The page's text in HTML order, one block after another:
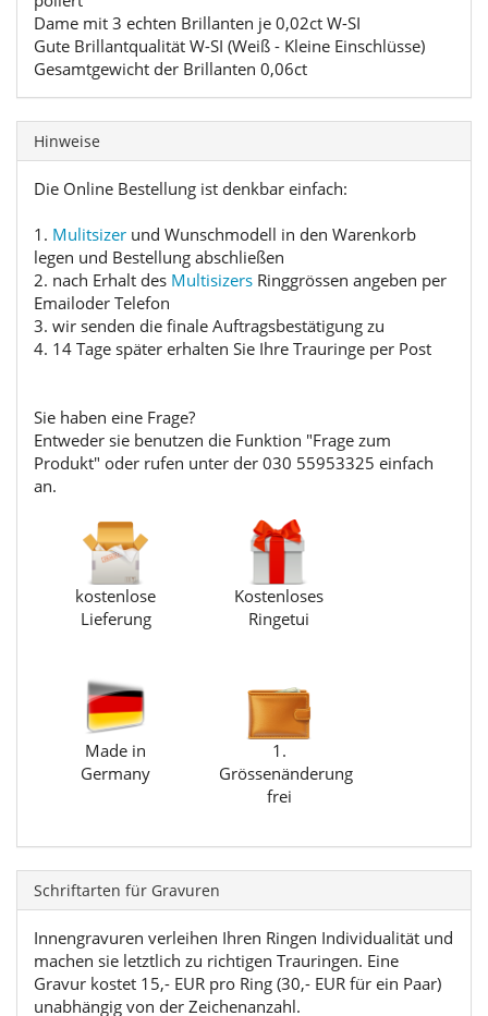
Dame mit 3 echten Brillanten je 0,02ct W-SI
Gute Brillantqualität W-SI (Weiß - Kleine Einschlüsse)
Gesamtgewicht der Brillanten 0,06ct
Hinweise
Die Online Bestellung ist denkbar einfach:
1. Mulitsizer und Wunschmodell in den Warenkorb
legen und Bestellung abschließen
2. nach Erhalt des Multisizers Ringgrössen angeben per
Emailoder Telefon
3. wir senden die finale Auftragsbestätigung zu
4. 14 Tage später erhalten Sie Ihre Trauringe per Post
Sie haben eine Frage?
Entweder sie benutzen die Funktion "Frage zum
Produkt" oder rufen unter der 030 55953325 einfach
an.
kostenlose
Lieferung
Kostenloses
Ringetui
Made in
Germany
1.
Grössenänderung
frei
Schriftarten für Gravuren
Innengravuren verleihen Ihren Ringen Individualität und
machen sie letztlich zu richtigen Trauringen. Eine
Gravur kostet 15,- EUR pro Ring (30,- EUR für ein Paar)
unabhängig von der Zeichenanzahl.